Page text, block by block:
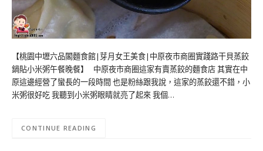
【桃園中壢六品閣麵食館|芽月女王美食|中原夜市商圈實踐路干貝蒸餃
鍋貼小米粥午餐晚餐】 中原夜市商圈這家有賣蒸餃的麵食店 其實在中
原這邊經營了蠻長的一段時間 也是粉絲跟我說，這家的蒸餃還不錯，小
米粥很好吃 我聽到小米粥眼睛就亮了起來 我個…
CONTINUE READING